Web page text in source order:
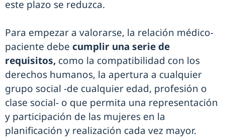
este plazo se reduzca.
Para empezar a valorarse, la relación médico-
paciente debe cumplir una serie de
requisitos, como la compatibilidad con los
derechos humanos, la apertura a cualquier
grupo social -de cualquier edad, profesión o
clase social- o que permita una representación
y participación de las mujeres en la
planificación y realización cada vez mayor.